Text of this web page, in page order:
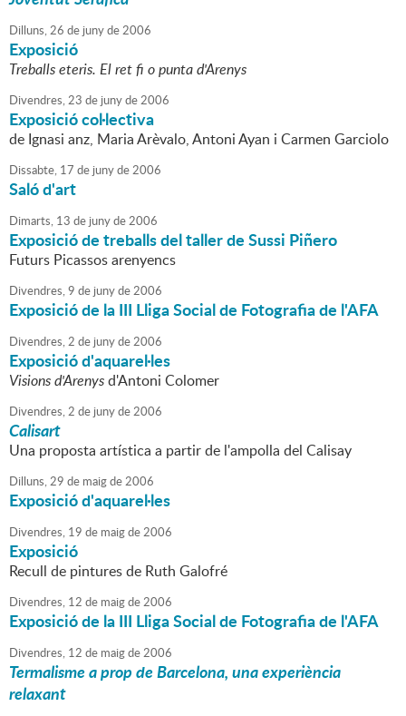
Dilluns,26 de junyde2006
Exposició
Treballs eteris. El ret fi o punta d'Arenys
Divendres,23 de junyde2006
Exposició col·lectiva
de Ignasi anz, Maria Arèvalo, Antoni Ayan i Carmen Garciolo
Dissabte, 17 de junyde2006
Saló d'art
Dimarts, 13 de junyde2006
Exposició de treballs del taller de Sussi Piñero
Futurs Picassos arenyencs
Divendres,9 de junyde2006
Exposició de la III Lliga Social de Fotografia de l'AFA
Divendres,2 de junyde2006
Exposició d'aquarel·les
Visions d'Arenysd'Antoni Colomer
Divendres,2 de junyde2006
Calisart
Una proposta artística a partir de l'ampolla del Calisay
Dilluns,29 de maigde2006
Exposició d'aquarel·les
Divendres, 19 de maigde2006
Exposició
Recull de pintures de Ruth Galofré
Divendres, 12 de maigde2006
Exposició de la III Lliga Social de Fotografia de l'AFA
Divendres, 12 de maigde2006
Termalisme a prop de Barcelona, una experiència
relaxant